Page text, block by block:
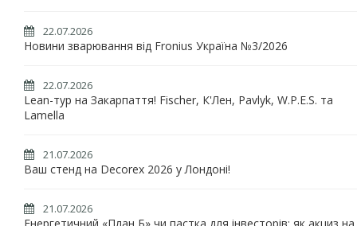
22.07.2026
Новини зварювання від Fronius Україна №3/2026
22.07.2026
Lean-тур на Закарпаття! Fischer, К'Лен, Pavlyk, W.P.E.S. та
Lamella
21.07.2026
Ваш стенд на Decorex 2026 у Лондоні!
21.07.2026